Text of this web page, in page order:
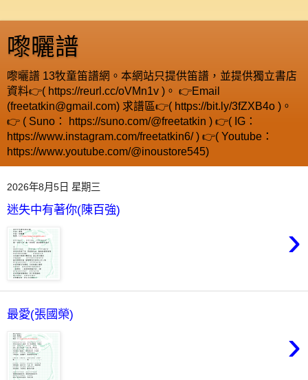
嚟曬譜
嚟曬譜 13牧童笛譜網。本網站只提供笛譜，並提供獨立書店
資料👉( https://reurl.cc/oVMn1v )。 👉Email
(freetatkin@gmail.com) 求譜區👉( https://bit.ly/3fZXB4o )。
👉 ( Suno： https://suno.com/@freetatkin ) 👉( IG：
https://www.instagram.com/freetatkin6/ ) 👉( Youtube：
https://www.youtube.com/@inoustore545)
2026年8月5日 星期三
迷失中有著你(陳百強)
›
最愛(張國榮)
›